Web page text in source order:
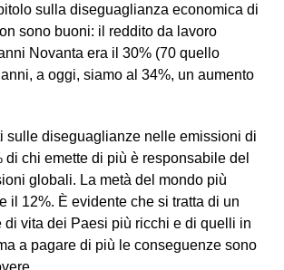
sulla diseguaglianza economica di
sono buoni: il reddito da lavoro
Novanta era il 30% (70 quello
a oggi, siamo al 34%, un aumento
sulle diseguaglianze nelle emissioni di
di chi emette di più è responsabile del
globali. La metà del mondo più
il 12%. È evidente che si tratta di un
di vita dei Paesi più ricchi e di quelli in
a pagare di più le conseguenze sono